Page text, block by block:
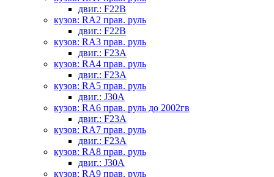
двиг.: F22B
кузов: RA2 прав. руль
двиг.: F22B
кузов: RA3 прав. руль
двиг.: F23A
кузов: RA4 прав. руль
двиг.: F23A
кузов: RA5 прав. руль
двиг.: J30A
кузов: RA6 прав. руль до 2002гв
двиг.: F23A
кузов: RA7 прав. руль
двиг.: F23A
кузов: RA8 прав. руль
двиг.: J30A
кузов: RA9 прав. руль